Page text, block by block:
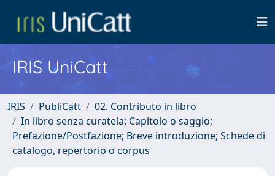
IRIS UniCatt
IRIS PubliCatt
02. Contributo in libro
In libro senza curatela: Capitolo o saggio;
Prefazione/Postfazione; Breve introduzione; Schede di
catalogo, repertorio o corpus